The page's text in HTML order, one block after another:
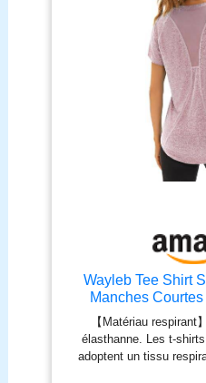
Saint-Valentin, c'est un
vous-même, votre
un style unique aux
Wayleb Tee Shirt
Manches
【Matériau respirant
élasthanne. Les t-
adoptent un tissu